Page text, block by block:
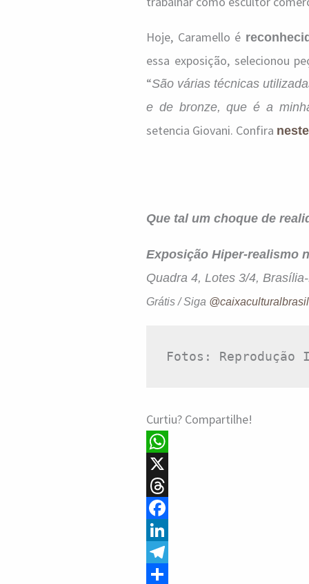
Hoje, Caramello é
essa exposição, selecionou
“São várias técnicas
e de bronze, que é a
setencia Giovani. Confira
Que tal um choque de
Exposição Hiper-realismo
Quadra 4, Lotes 3/4,
Grátis / Siga
Fotos:
Curtiu? Compartilhe!
W
h
a
t
s
A
X
T
h
r
e
F
a
c
L
T